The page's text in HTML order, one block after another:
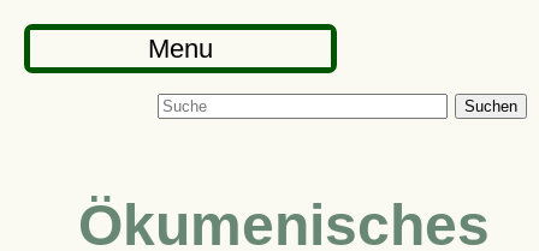
Menu
Suchen
Ökumenisches